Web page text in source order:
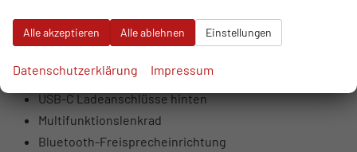
Hochtöner vorne (insgesamt 6 Lautsprecher)
Laden)
USB-C Ladeanschlüsse hinten
Multifunktionslenkrad
Bluetooth-Freisprecheinrichtung
Alle akzeptieren Alle ablehnen Einstellungen
Datenschutzerklärung Impressum